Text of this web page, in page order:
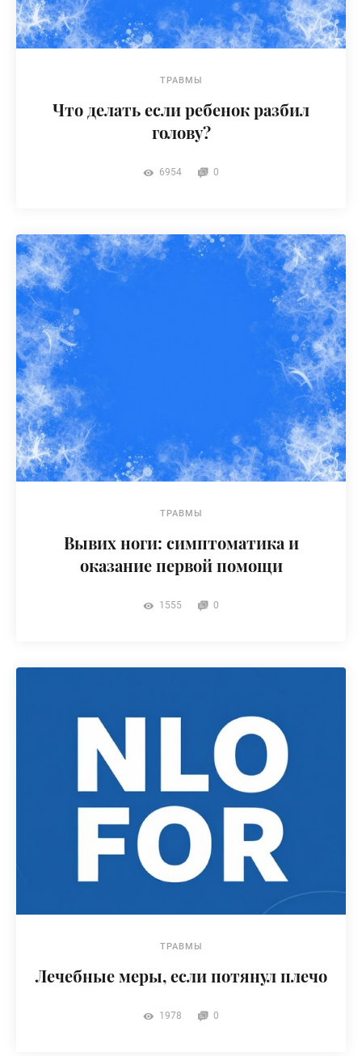
ТРАВМЫ
Что делать если ребенок разбил
голову?
6954 0
ТРАВМЫ
Вывих ноги: симптоматика и
оказание первой помощи
1555 0
ТРАВМЫ
Лечебные меры, если потянул плечо
1978 0